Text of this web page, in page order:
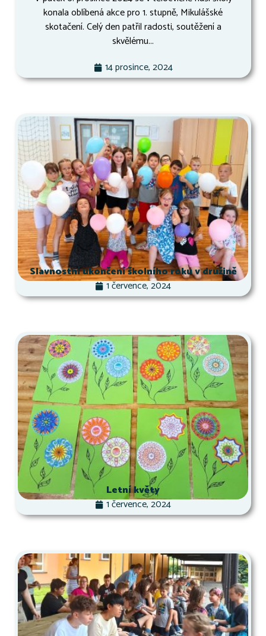
konala oblíbená akce pro 1. stupně, Mikulášské
skotačení. Celý den patřil radosti, soutěžení a
skvělému...
14 prosince, 2024
Slavnostní ukončení školního roku v družině
1 července, 2024
Letní květy
1 července, 2024